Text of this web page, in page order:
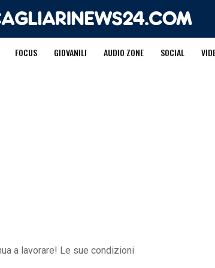
FOCUS GIOVANILI AUDIO ZONE SOCIAL
a lavorare! Le sue condizioni